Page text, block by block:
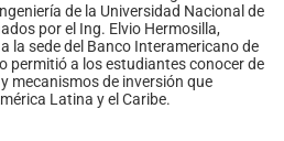
de la Universidad Nacional de
por el Ing. Elvio Hermosilla,
la sede del Banco Interamericano de
permitió a los estudiantes conocer de
mecanismos de inversión que
Latina y el Caribe.